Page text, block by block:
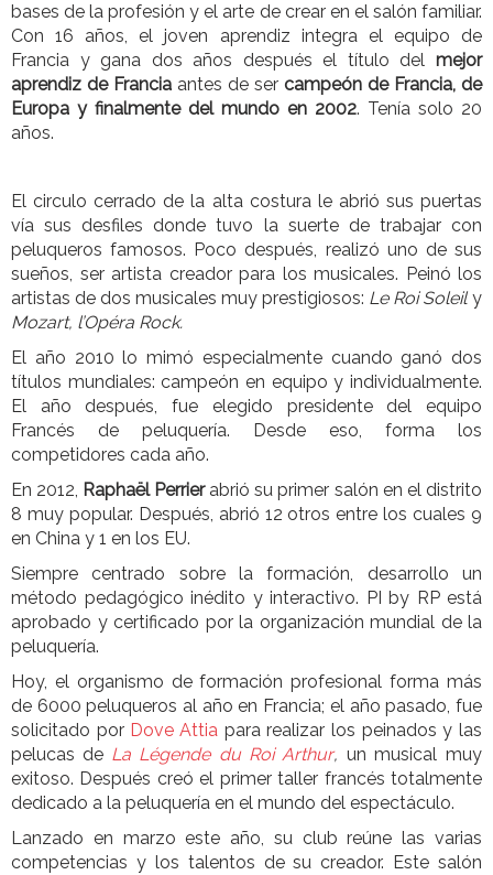
bases de la profesión y el arte de crear en el salón familiar.
Con 16 años, el joven aprendiz integra el equipo de
Francia y gana dos años después el título del mejor
aprendiz de Francia antes de ser campeón de Francia, de
Europa y finalmente del mundo en 2002. Tenía solo 20
años.
El circulo cerrado de la alta costura le abrió sus puertas
vía sus desfiles donde tuvo la suerte de trabajar con
peluqueros famosos. Poco después, realizó uno de sus
sueños, ser artista creador para los musicales. Peinó los
artistas de dos musicales muy prestigiosos: Le Roi Soleily
Mozart, l’Opéra Rock.
El año 2010 lo mimó especialmente cuando ganó dos
títulos mundiales: campeón en equipo y individualmente.
El año después, fue elegido presidente del equipo
Francés de peluquería. Desde eso, forma los
competidores cada año.
En 2012, Raphaël Perrierabrió su primer salón en el distrito
8 muy popular. Después, abrió 12 otros entre los cuales 9
en China y 1 en los EU.
Siempre centrado sobre la formación, desarrollo un
método pedagógico inédito y interactivo. PI by RP está
aprobado y certificado por la organización mundial de la
peluquería.
Hoy, el organismo de formación profesional forma más
de 6000 peluqueros al año en Francia; el año pasado, fue
solicitado por Dove Attia para realizar los peinados y las
pelucas de La Légende du Roi Arthur, un musical muy
exitoso. Después creó el primer taller francés totalmente
dedicado a la peluquería en el mundo del espectáculo.
Lanzado en marzo este año, su club reúne las varias
competencias y los talentos de su creador. Este salón